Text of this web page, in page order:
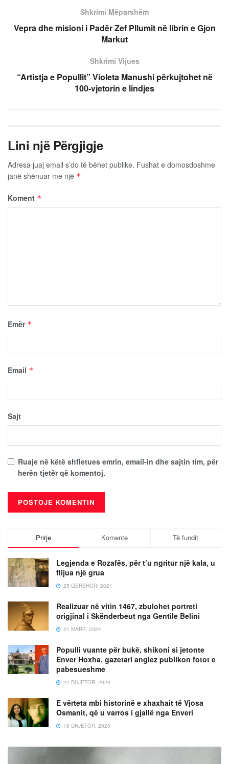
Shkrimi Mëparshëm
Vepra dhe misioni i Padër Zef Pllumit në librin e Gjon
Markut
Shkrimi Vijues
“Artistja e Popullit” Violeta Manushi përkujtohet në
100-vjetorin e lindjes
Lini një Përgjigje
Adresa juaj email s’do të bëhet publike. Fushat e domosdoshme
janë shënuar me një *
Koment *
Emër *
Email *
Sajt
Ruaje në këtë shfletues emrin, email-in dhe sajtin tim, për
herën tjetër që komentoj.
Prirje Komente Të fundit
Legjenda e Rozafës, për t’u ngritur një kala, u
flijua një grua
25 QERSHOR, 2021
Realizuar në vitin 1467, zbulohet portreti
origjinal i Skënderbeut nga Gentile Belini
21 MARS, 2024
Populli vuante për bukë, shikoni si jetonte
Enver Hoxha, gazetari anglez publikon fotot e
pabesueshme
22 DHJETOR, 2020
E vërteta mbi historinë e xhaxhait të Vjosa
Osmanit, që u varros i gjallë nga Enveri
18 DHJETOR, 2020